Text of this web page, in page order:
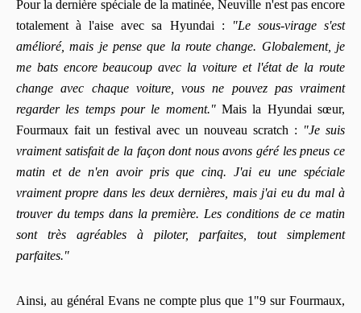
Pour la dernière spéciale de la matinée, Neuville n'est pas encore
totalement à l'aise avec sa Hyundai :
"Le sous-virage s'est
amélioré, mais je pense que la route change. Globalement, je
me bats encore beaucoup avec la voiture et l'état de la route
change avec chaque voiture, vous ne pouvez pas vraiment
regarder les temps pour le moment."Mais la Hyundai sœur,
Fourmaux fait un festival avec un nouveau scratch : "Je suis
vraiment satisfait de la façon dont nous avons géré les pneus ce
matin et de n'en avoir pris que cinq. J'ai eu une spéciale
vraiment propre dans les deux dernières, mais j'ai eu du mal à
trouver du temps dans la première. Les conditions de ce matin
sont très agréables à piloter, parfaites, tout simplement
parfaites."
Ainsi, au général Evans ne compte plus que 1"9 sur Fourmaux,